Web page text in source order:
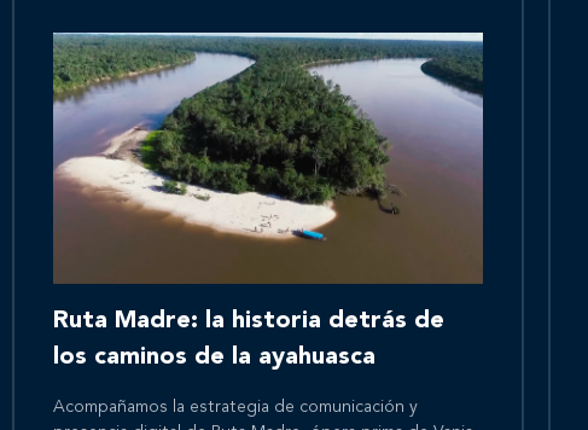
Ruta Madre: la historia detrás de
los caminos de la ayahuasca
Acompañamos la estrategia de comunicación y